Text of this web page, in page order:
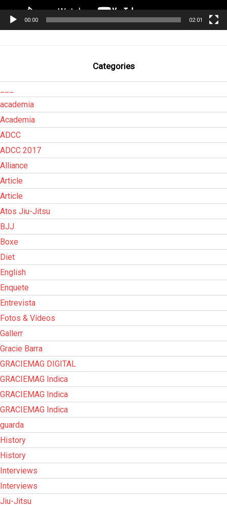
00:00 02:01
Categories
academia
Academia
ADCC
ADCC 2017
Alliance
Article
Article
Atos Jiu-Jitsu
BJJ
Boxe
Diet
English
Enquete
Entrevista
Fotos & Vídeos
Gallerr
Gracie Barra
GRACIEMAG DIGITAL
GRACIEMAG Indica
GRACIEMAG Indica
GRACIEMAG Indica
guarda
History
History
Interviews
Interviews
Jiu-Jitsu